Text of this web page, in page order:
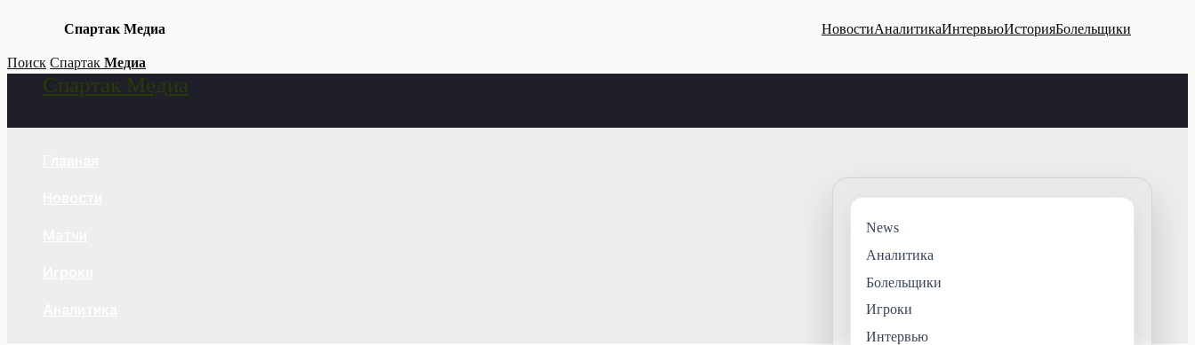
Спартак Медиа НовостиАналитикаИнтервьюИсторияБолельщики
Skip
Поиск Спартак Медиа
Спартак Медиа
News
Аналитика
Болельщики
Игроки
Интервью